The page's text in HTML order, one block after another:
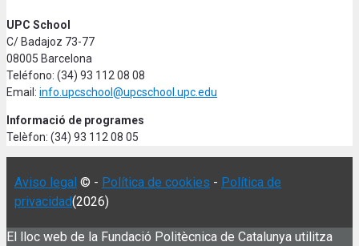
UPC School
C/ Badajoz 73-77
08005 Barcelona
Teléfono: (34) 93 112 08 08
Email: info.upcschool@upcschool.upc.edu
Informació de programes
Telèfon: (34) 93 112 08 05
Aviso legal © - Política de cookies - Política de
privacidad(2026)
El lloc web de la Fundació Politècnica de Catalunya utilitza